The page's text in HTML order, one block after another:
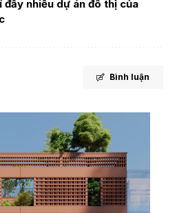
đẩy nhiều dự án đô thị của
Bình luận